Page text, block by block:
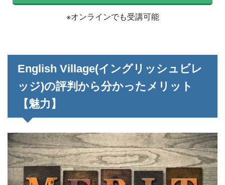
※オンラインでも受講可能
English Village(イングリッシュビレ
ッジ)の評判から分かったメリット
【魅力】